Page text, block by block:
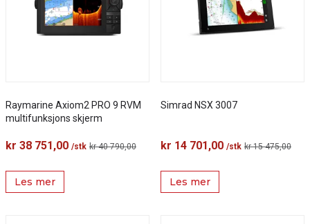
Raymarine Axiom2 PRO 9 RVM
multifunksjons skjerm
kr 38 751,00 /stk kr 40 790,00
Les mer
Simrad NSX 3007
kr 14 701,00 /stk kr 15 475,00
Les mer